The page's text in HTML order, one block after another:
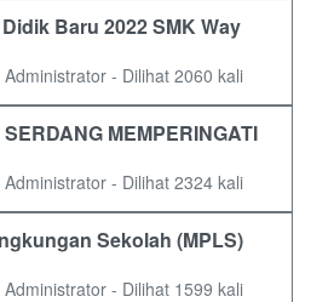
Baru 2022 SMK Way
- Dilihat 2060 kali
MEMPERINGATI
- Dilihat 2324 kali
Sekolah (MPLS)
- Dilihat 1599 kali